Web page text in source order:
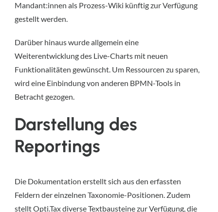
Mandant:innen als Prozess-Wiki künftig zur Verfügung
gestellt werden.
Darüber hinaus wurde allgemein eine
Weiterentwicklung des Live-Charts mit neuen
Funktionalitäten gewünscht. Um Ressourcen zu sparen,
wird eine Einbindung von anderen BPMN-Tools in
Betracht gezogen.
Darstellung des
Reportings
Die Dokumentation erstellt sich aus den erfassten
Feldern der einzelnen Taxonomie-Positionen. Zudem
stellt Opti.Tax diverse Textbausteine zur Verfügung, die